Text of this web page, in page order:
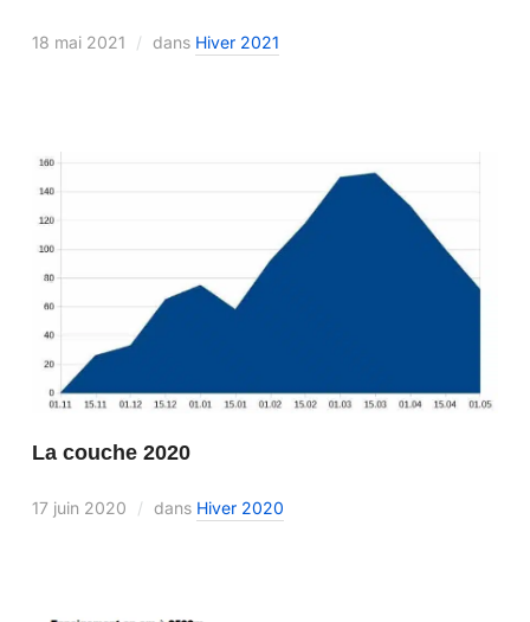
18 mai 2021 dans Hiver 2021
La couche 2020
17 juin 2020 dans Hiver 2020